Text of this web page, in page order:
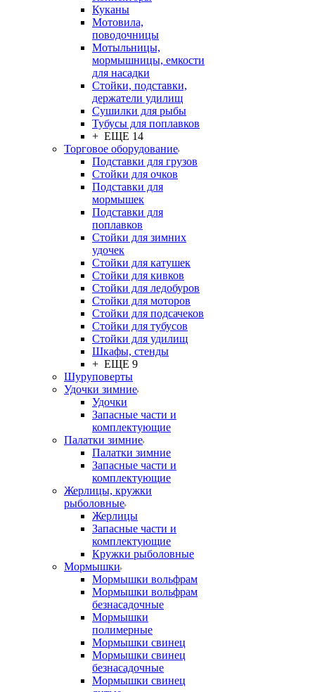
Куканы
Мотовила,
поводочницы
Мотыльницы,
мормышницы, емкости
для насадки
Стойки, подставки,
держатели удилищ
Сушилки для рыбы
Тубусы для поплавков
+ ЕЩЕ 14
Торговое оборудование
Подставки для грузов
Стойки для очков
Подставки для
мормышек
Подставки для
поплавков
Стойки для зимних
удочек
Стойки для катушек
Стойки для кивков
Стойки для ледобуров
Стойки для моторов
Стойки для подсачеков
Стойки для тубусов
Стойки для удилищ
Шкафы, стенды
+ ЕЩЕ 9
Шуруповерты
Удочки зимние
Удочки
Запасные части и
комплектующие
Палатки зимние
Палатки зимние
Запасные части и
комплектующие
Жерлицы, кружки
рыболовные
Жерлицы
Запасные части и
комплектующие
Кружки рыболовные
Мормышки
Мормышки вольфрам
Мормышки вольфрам
безнасадочные
Мормышки
полимерные
Мормышки свинец
Мормышки свинец
безнасадочные
Мормышки свинец